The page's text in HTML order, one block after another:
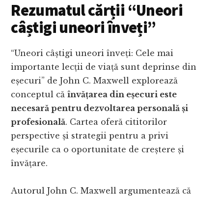
Rezumatul cărții “Uneori
câștigi uneori înveți”
“Uneori câștigi uneori înveți: Cele mai
importante lecții de viață sunt deprinse din
eșecuri” de John C. Maxwell explorează
conceptul căînvățarea din eșecuri este
necesară pentru dezvoltarea personală și
profesională. Cartea oferă cititorilor
perspective și strategii pentru a privi
eșecurile ca o oportunitate de creștere și
învățare.
Autorul John C. Maxwell argumentează că